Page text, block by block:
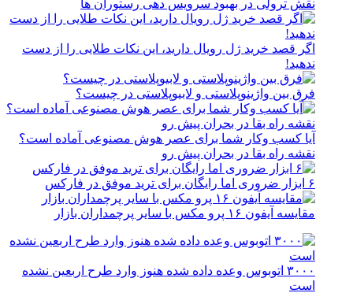
نقش ترولی در بهبود سرویس دهی رستوران ها
اگر قصد خرید ژل رویال دارید، این نکات طلایی را از دست
ندهید!
فرق بین واژینوپلاستی و لابیوپلاستی در چیست؟
آیا کسب وکار شما برای عصر هوش مصنوعی آماده است؟
نقشه راه بقا در بحران پیش رو
۶ ابزار ضروری اما رایگان برای ترید موفق در فارکس
مقایسه آیفون ۱۶ پرو مکس با سایر پرچمداران بازار
۳۰۰۰ اتوبوس وعده داده شده هنوز وارد طرح اربعین نشده
است